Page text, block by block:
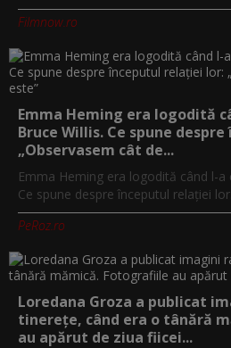
Filmnow.ro
Emma Heming era logodită
Bruce Willis. Ce spune
„Observasem cât de...
Emma Heming era logodită când l-a
Ce spune despre începutul relației
PeRoz.ro
Loredana Groza a publicat
tinerețe, când era o tânără
au apărut de ziua fiicei...